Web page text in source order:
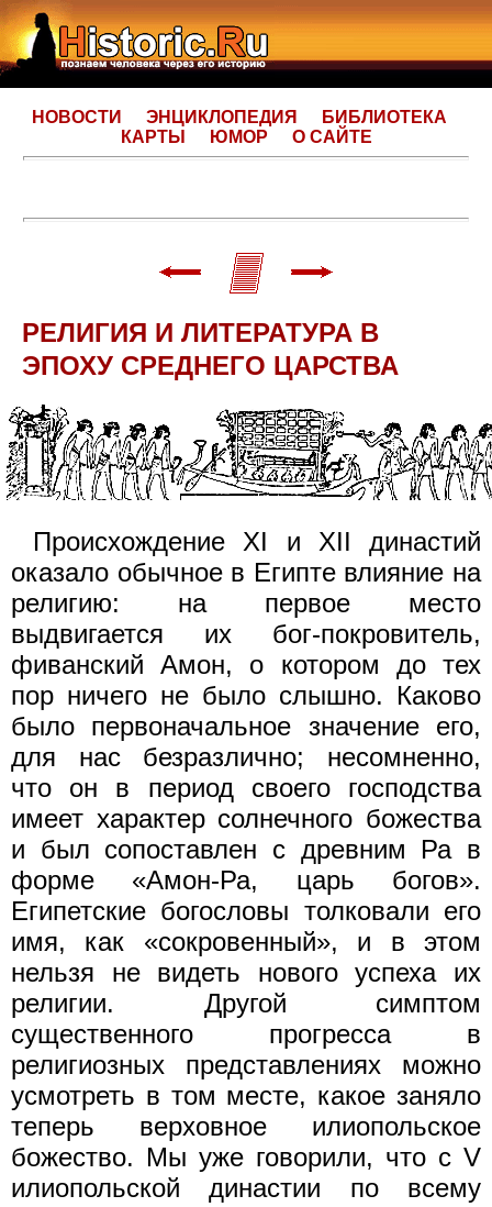
НОВОСТИ ЭНЦИКЛОПЕДИЯ
БИБЛИОТЕКА
КАРТЫ
ЮМОР О САЙТЕ
РЕЛИГИЯ И ЛИТЕРАТУРА В
ЭПОХУ СРЕДНЕГО ЦАРСТВА
Происхождение XI и XII династий
оказало обычное в Египте влияние на
религию: на первое место
выдвигается их бог-покровитель,
фиванский Амон, о котором до тех
пор ничего не было слышно. Каково
было первоначальное значение его,
для нас безразлично; несомненно,
что он в период своего господства
имеет характер солнечного божества
и был сопоставлен с древним Ра в
форме «Амон-Ра, царь богов».
Египетские богословы толковали его
имя, как «сокровенный», и в этом
нельзя не видеть нового успеха их
религии. Другой симптом
существенного прогресса в
религиозных представлениях можно
усмотреть в том месте, какое заняло
теперь верховное илиопольское
божество. Мы уже говорили, что с V
илиопольской династии по всему